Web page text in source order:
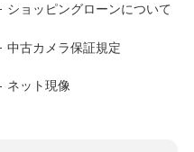
ショッピングローンについて
中古カメラ保証規定
ネット現像